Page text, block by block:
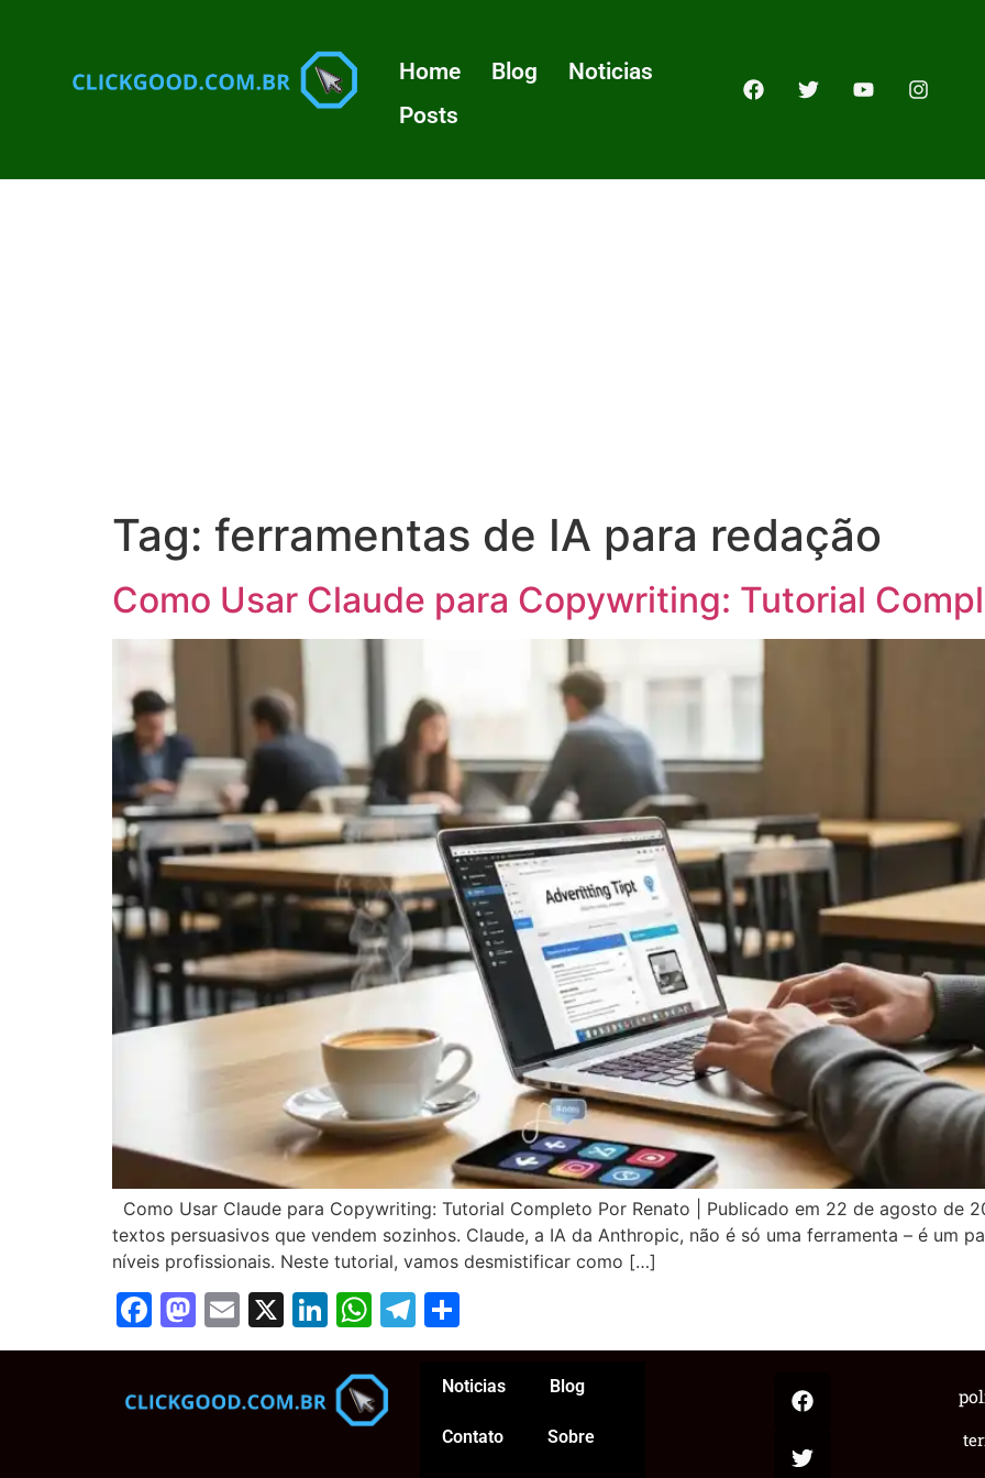
Home Blog
Noticias
Posts
Tag: ferramentas de IA para redação
Como Usar Claude para Copywriting: Tutorial
Como Usar Claude para Copywriting: Tutorial Completo Por Renato | Publicado em 22 de agosto de
textos persuasivos que vendem sozinhos. Claude, a IA da Anthropic, não é só uma ferramenta – é um
níveis profissionais. Neste tutorial, vamos desmistificar como […]
Facebook
Mastodon
Email
X LinkedIn
WhatsApp
Telegram
Noticias Blog
Contato Sobre